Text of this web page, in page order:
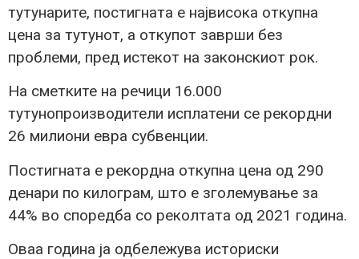
тутунарите, постигната е највисока откупна
цена за тутунот, а откупот заврши без
проблеми, пред истекот на законскиот рок.
На сметките на речици 16.000
тутунопроизводители исплатени се рекордни
26 милиони евра субвенции.
Постигната е рекордна откупна цена од 290
денари по килограм, што е зголемување за
44% во споредба со реколтата од 2021 година.
Оваа година ја одбележува историски